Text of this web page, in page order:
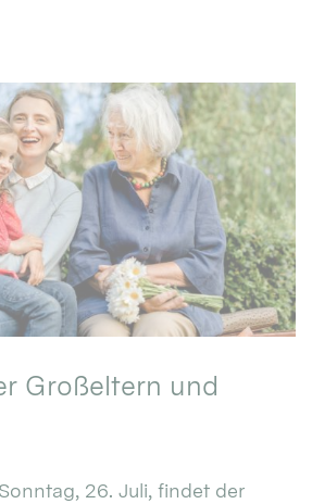
Großeltern und
26. Juli, findet der